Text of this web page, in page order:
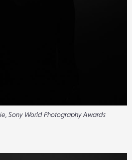
Sony World Photography Awards